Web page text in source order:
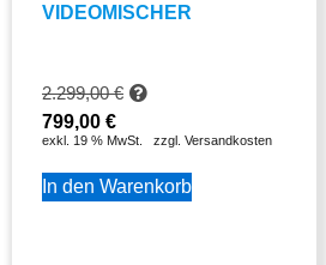
VIDEOMISCHER
2.299,00€
799,00 €
exkl. 19 % MwSt. zzgl. Versandkosten
In den Warenkorb